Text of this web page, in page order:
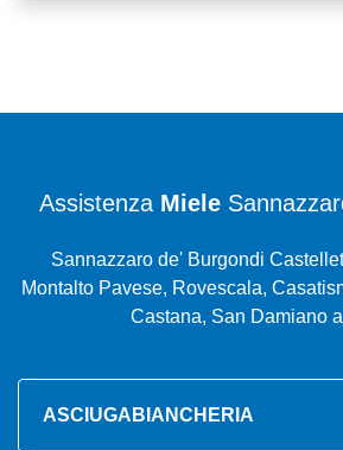
Assistenza Miele
Sannazzaro de' Burgondi
Montalto Pavese, Rovescala,
Castana, San Damiano
ASCIUGABIANCHERIA